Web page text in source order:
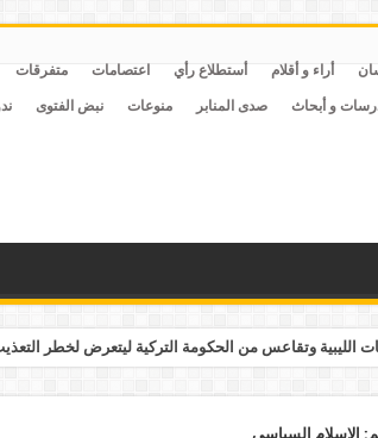
أراء و أقلام أستطلاع رأي اعتصامات متفرقات
و أبحاث صدى المنابر منوعات نبض الفتوى
وتقاعس من الحكومة التركية ليتعرض لخطر
الإسلام السياسي